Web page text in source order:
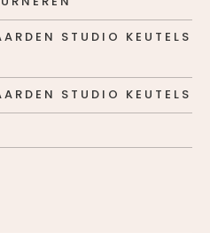
STUDIO KEUTELS
STUDIO KEUTELS